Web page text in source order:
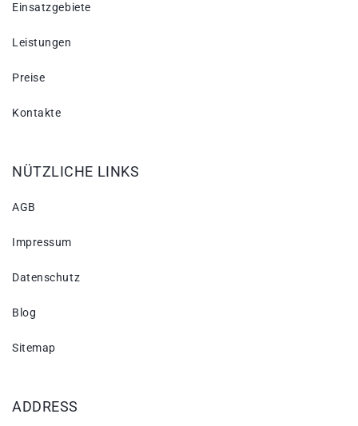
Einsatzgebiete
Leistungen
Preise
Kontakte
NÜTZLICHE LINKS
AGB
Impressum
Datenschutz
Blog
Sitemap
ADDRESS